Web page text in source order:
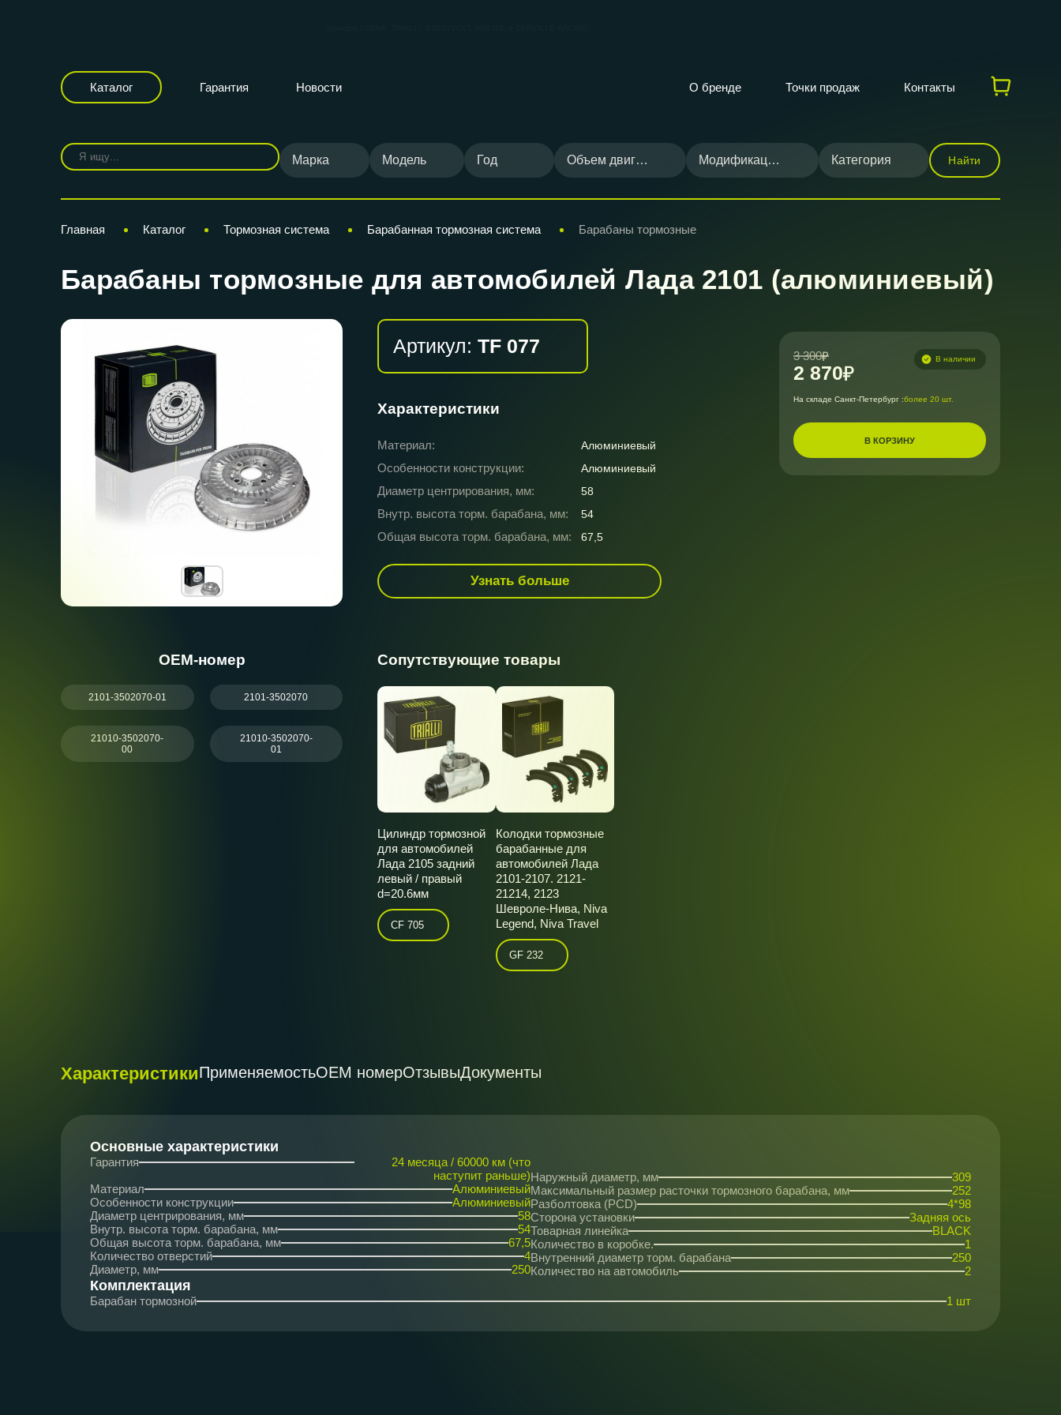
Каталог Гарантия Новости О бренде Точки продаж Контакты
Марка Модель Год Объем двигателя Модификация Категория Найти
Главная Каталог Тормозная система Барабанная тормозная система Барабаны тормозные
Барабаны тормозные для автомобилей Лада 2101 (алюминиевый)
Артикул: TF 077
Характеристики
Материал: Алюминиевый
Особенности конструкции: Алюминиевый
Диаметр центрирования, мм: 58
Внутр. высота торм. барабана, мм: 54
Общая высота торм. барабана, мм: 67,5
Узнать больше
3 300
2 870
В наличии
На складе Санкт-Петербург :более 20 шт.
В КОРЗИНУ
ОЕМ-номер
2101-3502070-01 2101-3502070
21010-3502070-
00
21010-3502070-
01
Сопутствующие товары
Цилиндр тормозной
для автомобилей
Лада 2105 задний
левый / правый
d=20.6мм
CF 705
Колодки тормозные
барабанные для
автомобилей Лада
2101-2107. 2121-
21214, 2123
Шевроле-Нива, Niva
Legend, Niva Travel
GF 232
ХарактеристикиПрименяемостьОЕМ номерОтзывыДокументы
Основные характеристики
Гарантия
24 месяца / 60000 км (что
наступит раньше)
Материал
Алюминиевый
Особенности конструкции
Алюминиевый
Диаметр центрирования, мм
58
Внутр. высота торм. барабана, мм
54
Общая высота торм. барабана, мм
67,5
Количество отверстий
4
Диаметр, мм
250
Наружный диаметр, мм
309
Максимальный размер расточки тормозного барабана, мм
252
Разболтовка (PCD)
4*98
Сторона установки
Задняя ось
Товарная линейка
BLACK
Количество в коробке.
1
Внутренний диаметр торм. барабана
250
Количество на автомобиль
2
Комплектация
Барабан тормозной 1 шт